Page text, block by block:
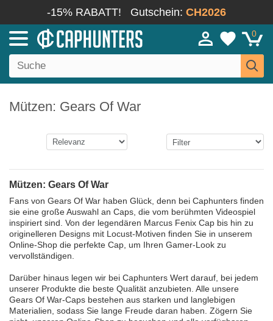
-15% RABATT! Gutschein: CH2026
0
Mützen: Gears Of War
Mützen: Gears Of War
Fans von Gears Of War haben Glück, denn bei Caphunters finden
sie eine große Auswahl an Caps, die vom berühmten Videospiel
inspiriert sind. Von der legendären Marcus Fenix Cap bis hin zu
originelleren Designs mit Locust-Motiven finden Sie in unserem
Online-Shop die perfekte Cap, um Ihren Gamer-Look zu
vervollständigen.
Darüber hinaus legen wir bei Caphunters Wert darauf, bei jedem
unserer Produkte die beste Qualität anzubieten. Alle unsere
Gears Of War-Caps bestehen aus starken und langlebigen
Materialien, sodass Sie lange Freude daran haben. Zögern Sie